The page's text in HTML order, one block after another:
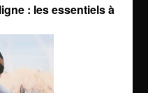
: les essentiels à